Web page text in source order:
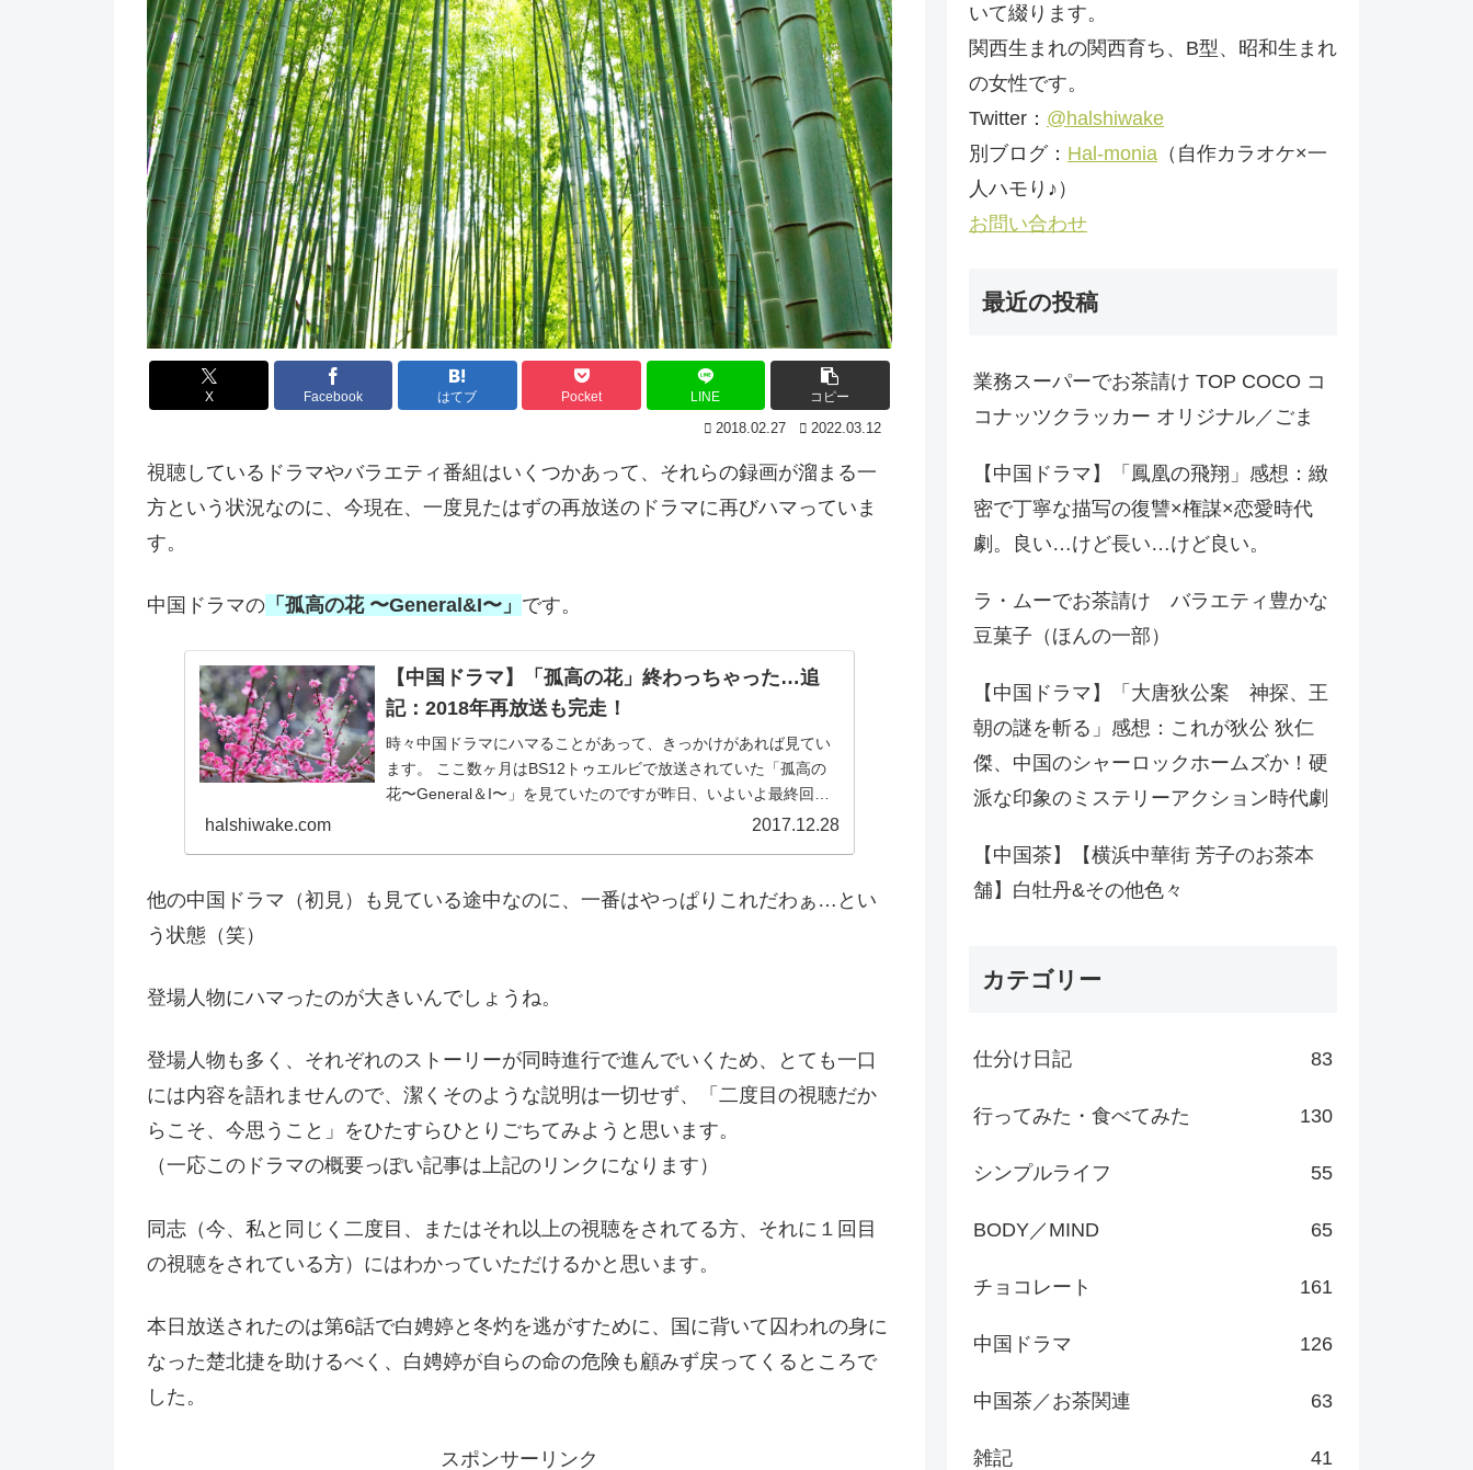
X Facebook はてブ Pocket LINE コピー
2018.02.27 2022.03.12
視聴しているドラマやバラエティ番組はいくつかあって、それらの録画が溜まる一
方という状況なのに、今現在、一度見たはずの再放送のドラマに再びハマっていま
す。
中国ドラマの 「孤高の花 〜General&I〜」 です。
【中国ドラマ】「孤高の花」終わっちゃった…追
記：2018年再放送も完走！
時々中国ドラマにハマることがあって、きっかけがあれば見てい
ます。 ここ数ヶ月はBS12トゥエルビで放送されていた「孤高の
花〜General＆I〜」を見ていたのですが昨日、いよいよ最終回を
halshiwake.com 2017.12.28
他の中国ドラマ（初見）も見ている途中なのに、一番はやっぱりこれだわぁ…とい
う状態（笑）
登場人物にハマったのが大きいんでしょうね。
登場人物も多く、それぞれのストーリーが同時進行で進んでいくため、とても一口
には内容を語れませんので、潔くそのような説明は一切せず、「二度目の視聴だか
らこそ、今思うこと」をひたすらひとりごちてみようと思います。
（一応このドラマの概要っぽい記事は上記のリンクになります）
同志（今、私と同じく二度目、またはそれ以上の視聴をされてる方、それに１回目
の視聴をされている方）にはわかっていただけるかと思います。
本日放送されたのは第6話で白娉婷と冬灼を逃がすために、国に背いて囚われの身に
なった楚北捷を助けるべく、白娉婷が自らの命の危険も顧みず戻ってくるところで
した。
スポンサーリンク
いて綴ります。
関西生まれの関西育ち、B型、昭和生まれ
の女性です。
Twitter： @halshiwake
別ブログ： Hal-monia （自作カラオケ×一
人ハモり♪）
お問い合わせ
最近の投稿
業務スーパーでお茶請け TOP COCO コ
コナッツクラッカー オリジナル／ごま
【中国ドラマ】「鳳凰の飛翔」感想：緻
密で丁寧な描写の復讐×権謀×恋愛時代
劇。良い…けど長い…けど良い。
ラ・ムーでお茶請け バラエティ豊かな
豆菓子（ほんの一部）
【中国ドラマ】「大唐狄公案 神探、王
朝の謎を斬る」感想：これが狄公 狄仁
傑、中国のシャーロックホームズか！硬
派な印象のミステリーアクション時代劇
【中国茶】【横浜中華街 芳子のお茶本
舗】白牡丹&その他色々
カテゴリー
仕分け日記 83
行ってみた・食べてみた 130
シンプルライフ 55
BODY／MIND 65
チョコレート 161
中国ドラマ 126
中国茶／お茶関連 63
雑記 41